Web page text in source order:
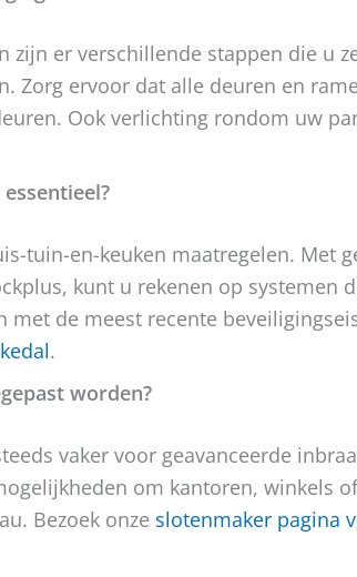
zijn er verschillende stappen die u
Zorg ervoor dat alle deuren en
Ook verlichting rondom uw
tuin-en-keuken maatregelen. Met
kunt u rekenen op systemen
de meest recente
.
worden?
vaker voor geavanceerde
om kantoren, winkels
Bezoek onze slotenmaker pagina